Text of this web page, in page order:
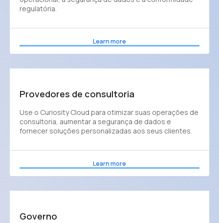
regulatória.
Learn more
Provedores de consultoria
Use o Curiosity Cloud para otimizar suas operações de
consultoria, aumentar a segurança de dados e
fornecer soluções personalizadas aos seus clientes.
Learn more
Governo